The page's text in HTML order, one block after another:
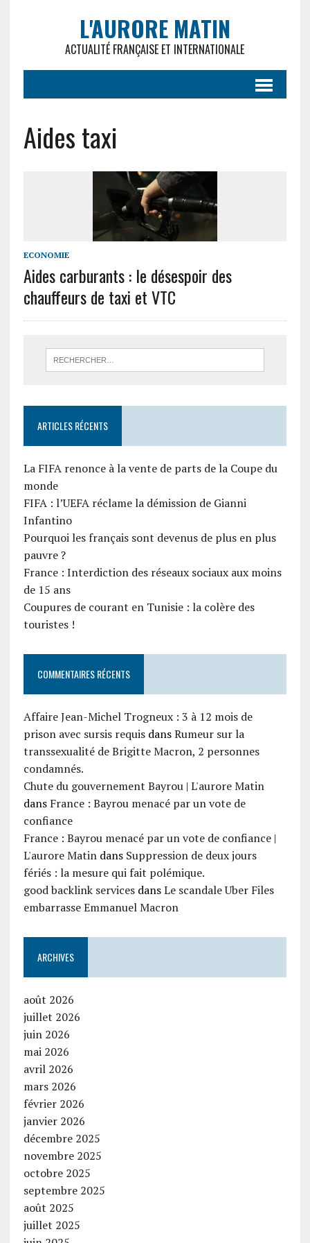
L'AURORE MATIN
ACTUALITÉ FRANÇAISE ET INTERNATIONALE
Aides taxi
ECONOMIE
Aides carburants : le désespoir des
chauffeurs de taxi et VTC
ARTICLES RÉCENTS
La FIFA renonce à la vente de parts de la Coupe du
monde
FIFA : l’UEFA réclame la démission de Gianni
Infantino
Pourquoi les français sont devenus de plus en plus
pauvre ?
France : Interdiction des réseaux sociaux aux moins
de 15 ans
Coupures de courant en Tunisie : la colère des
touristes !
COMMENTAIRES RÉCENTS
Affaire Jean-Michel Trogneux : 3 à 12 mois de
prison avec sursis requisdansRumeur sur la
transsexualité de Brigitte Macron, 2 personnes
condamnés.
Chute du gouvernement Bayrou | L'aurore Matin
dans France : Bayrou menacé par un vote de
confiance
France : Bayrou menacé par un vote de confiance |
L'aurore Matindans Suppression de deux jours
fériés : la mesure qui fait polémique.
good backlink servicesdansLe scandale Uber Files
embarrasse Emmanuel Macron
ARCHIVES
août 2026
juillet 2026
juin 2026
mai 2026
avril 2026
mars 2026
février 2026
janvier 2026
décembre 2025
novembre 2025
octobre 2025
septembre 2025
août 2025
juillet 2025